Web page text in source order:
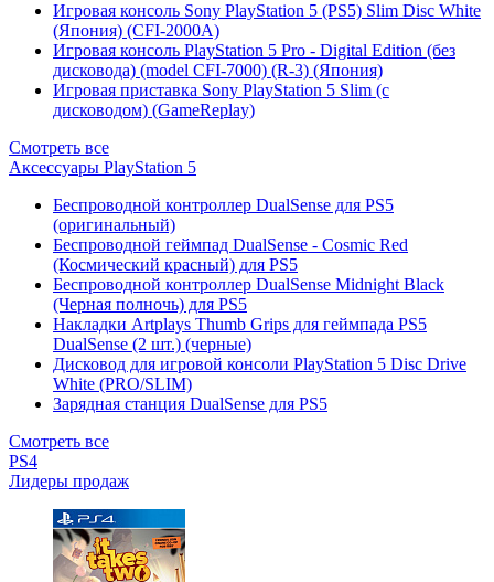
Игровая консоль Sony PlayStation 5 (PS5) Slim Disc White
(Япония) (CFI-2000A)
Игровая консоль PlayStation 5 Pro - Digital Edition (без
дисковода) (model CFI-7000) (R-3) (Япония)
Игровая приставка Sony PlayStation 5 Slim (с
дисководом) (GameReplay)
Смотреть все
Аксессуары PlayStation 5
Беспроводной контроллер DualSense для PS5
(оригинальный)
Беспроводной геймпад DualSense - Cosmic Red
(Космический красный) для PS5
Беспроводной контроллер DualSense Midnight Black
(Черная полночь) для PS5
Накладки Artplays Thumb Grips для геймпада PS5
DualSense (2 шт.) (черные)
Дисковод для игровой консоли PlayStation 5 Disc Drive
White (PRO/SLIM)
Зарядная станция DualSense для PS5
Смотреть все
PS4
Лидеры продаж